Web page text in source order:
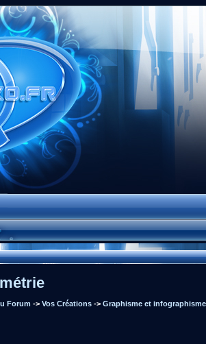
Forum -> Vos Créations-> Graphisme et